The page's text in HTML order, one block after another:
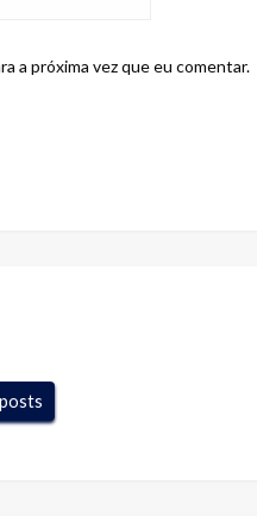
a próxima vez que eu comentar.